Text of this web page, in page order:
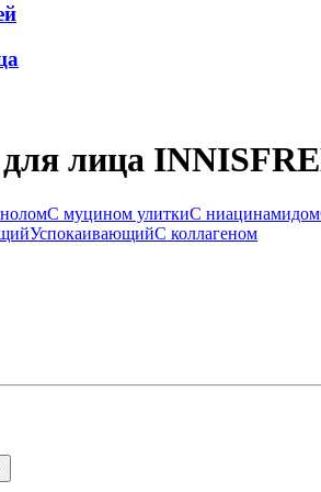
лица
С муцином улиткиС ниацинамидом
УспокаивающийС коллагеном